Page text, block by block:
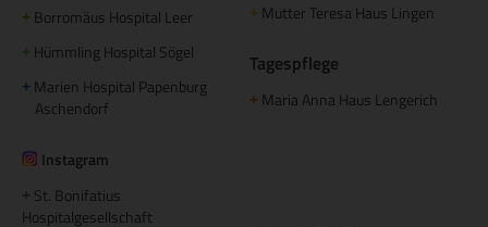
+ Borromäus Hospital Leer
+ Hümmling Hospital Sögel
+ Marien Hospital Papenburg
Aschendorf
Instagram
St. Bonifatius
Hospitalgesellschaft
+ Mutter Teresa Haus Lingen
Tagespflege
+ Maria Anna Haus Lengerich